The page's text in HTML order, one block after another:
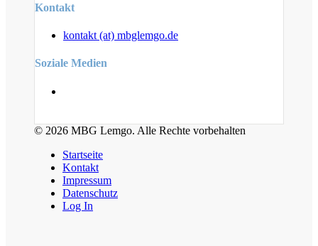
Kontakt
kontakt (at) mbglemgo.de
Soziale Medien
© 2026 MBG Lemgo. Alle Rechte vorbehalten
Startseite
Kontakt
Impressum
Datenschutz
Log In